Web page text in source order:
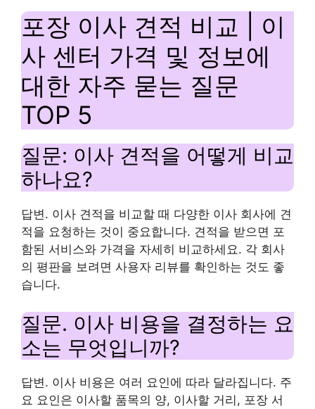
포장 이사 견적 비교 | 이
사 센터 가격 및 정보에
대한 자주 묻는 질문
TOP 5
질문: 이사 견적을 어떻게 비교
하나요?
답변. 이사 견적을 비교할 때 다양한 이사 회사에 견
적을 요청하는 것이 중요합니다. 견적을 받으면 포
함된 서비스와 가격을 자세히 비교하세요. 각 회사
의 평판을 보려면 사용자 리뷰를 확인하는 것도 좋
습니다.
질문. 이사 비용을 결정하는 요
소는 무엇입니까?
답변. 이사 비용은 여러 요인에 따라 달라집니다. 주
요 요인은 이사할 품목의 양, 이사할 거리, 포장 서